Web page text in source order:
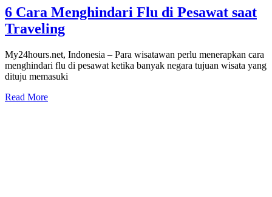
6 Cara Menghindari Flu di Pesawat saat
Traveling
My24hours.net, Indonesia – Para wisatawan perlu menerapkan cara
menghindari flu di pesawat ketika banyak negara tujuan wisata yang
dituju memasuki
Read More